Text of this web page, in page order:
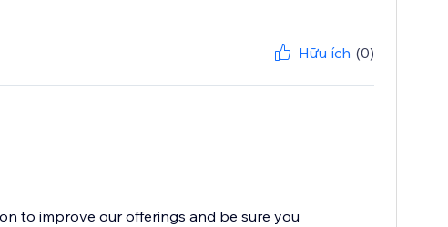
Hữu ích (0)
to improve our offerings and be sure you